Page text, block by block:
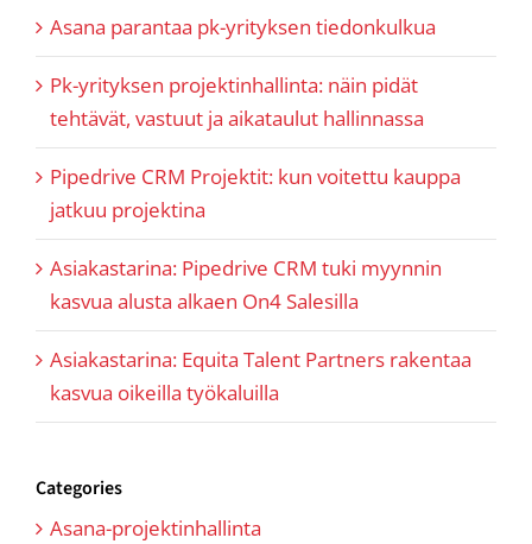
Asana parantaa pk-yrityksen tiedonkulkua
Pk-yrityksen projektinhallinta: näin pidät
tehtävät, vastuut ja aikataulut hallinnassa
Pipedrive CRM Projektit: kun voitettu kauppa
jatkuu projektina
Asiakastarina: Pipedrive CRM tuki myynnin
kasvua alusta alkaen On4 Salesilla
Asiakastarina: Equita Talent Partners rakentaa
kasvua oikeilla työkaluilla
Categories
Asana-projektinhallinta